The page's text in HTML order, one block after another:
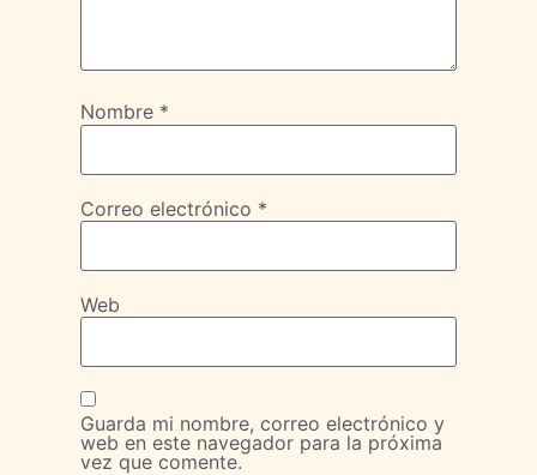
Nombre *
Correo electrónico *
Web
Guarda mi nombre, correo electrónico y
web en este navegador para la próxima
vez que comente.